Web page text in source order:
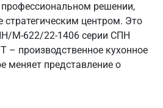
профессиональном решении,
стратегическим центром. Это
М-622/22-1406 серии СПН
– производственное кухонное
меняет представление о